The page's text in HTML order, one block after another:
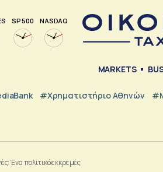
SP 500 NASDAQ
MARKETS
#Χρηματιστήριο Αθηνών
Ένα πολιτικό εκκρεμές